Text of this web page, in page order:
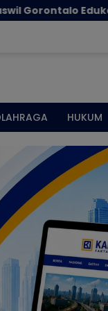
Guru dan
HUKUM